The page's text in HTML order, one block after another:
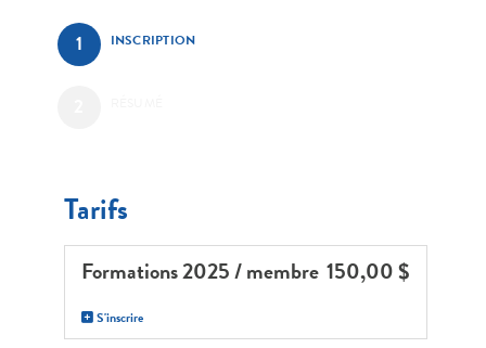
INSCRIPTION
Tarifs
Formations 2025 / membre 150,00 $
S'inscrire